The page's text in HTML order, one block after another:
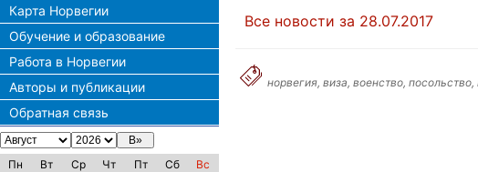
Карта Норвегии
Обучение и образование
Работа в Норвегии
Авторы и публикации
Обратная связь
Пн Вт Ср Чт Пт Сб
Вс
Все новости за 28.07.2017
норвегия, виза, военство,